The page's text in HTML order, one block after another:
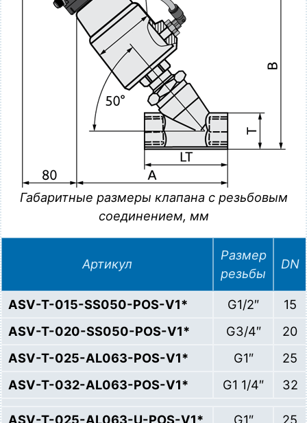
Габаритные размеры клапана с резьбовым
соединением, мм
Артикул
Размер
резьбы
DN
ASV-T-015-SS050-POS-V1* G1/2″
15
ASV-T-020-SS050-POS-V1*
G3/4″
20
ASV-T-025-AL063-POS-V1*
G1″
25
ASV-T-032-AL063-POS-V1*
G1 1/4″ 32
ASV-T-025-AL063-U-POS-V1* G1″ 25